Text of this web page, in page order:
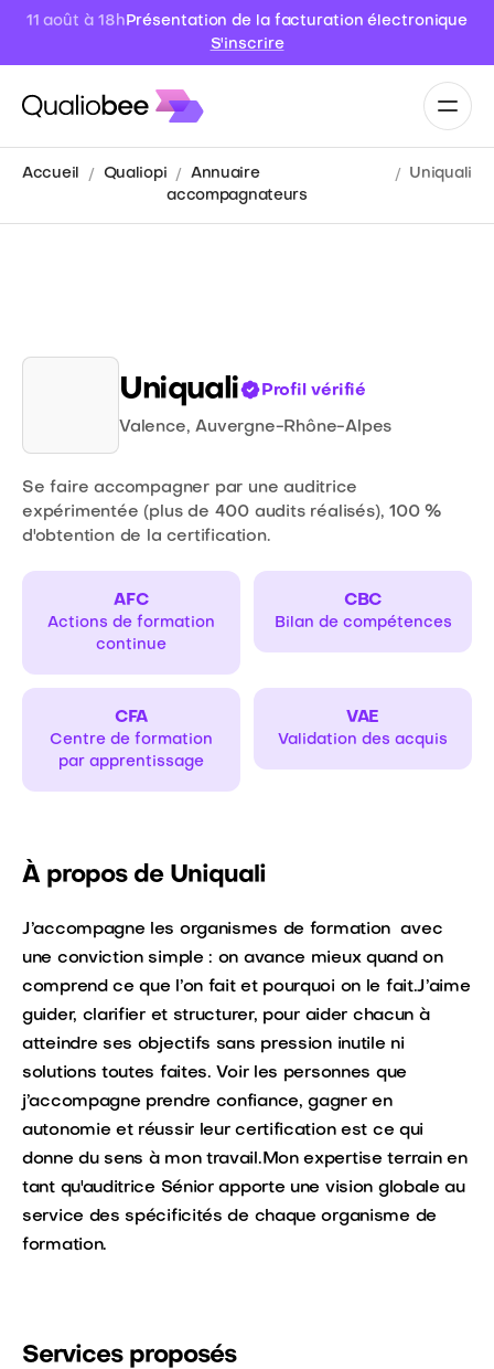
11 août à 18h Présentation de la facturation électronique
S'inscrire
Accueil Qualiopi
Annuaire
accompagnateurs
Uniquali
Uniquali Profil vérifié
Valence,Auvergne-Rhône-Alpes
Se faire accompagner par une auditrice
expérimentée (plus de 400 audits réalisés), 100 %
d'obtention de la certification.
AFC
Actions de formation
continue
CBC
Bilan de compétences
CFA
Centre de formation
par apprentissage
VAE
Validation des acquis
À propos de Uniquali
J’accompagne les organismes de formation avec
une conviction simple : on avance mieux quand on
comprend ce que l’on fait et pourquoi on le fait.J’aime
guider, clarifier et structurer, pour aider chacun à
atteindre ses objectifs sans pression inutile ni
solutions toutes faites. Voir les personnes que
j’accompagne prendre confiance, gagner en
autonomie et réussir leur certification est ce qui
donne du sens à mon travail.Mon expertise terrain en
tant qu'auditrice Sénior apporte une vision globale au
service des spécificités de chaque organisme de
formation.
Services proposés